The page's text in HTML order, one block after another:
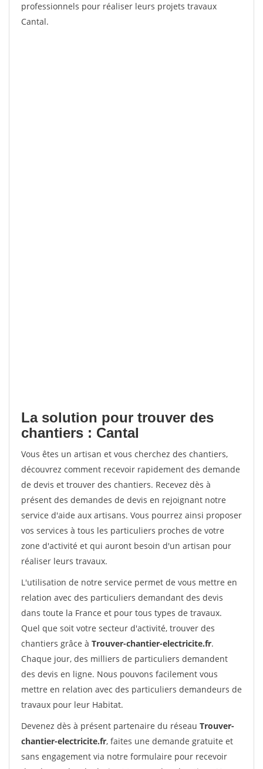
professionnels pour réaliser leurs projets travaux
Cantal.
La solution pour trouver des
chantiers : Cantal
Vous êtes un artisan et vous cherchez des chantiers,
découvrez comment recevoir rapidement des demande
de devis et trouver des chantiers. Recevez dès à
présent des demandes de devis en rejoignant notre
service d'aide aux artisans. Vous pourrez ainsi proposer
vos services à tous les particuliers proches de votre
zone d'activité et qui auront besoin d'un artisan pour
réaliser leurs travaux.
L'utilisation de notre service permet de vous mettre en
relation avec des particuliers demandant des devis
dans toute la France et pour tous types de travaux.
Quel que soit votre secteur d'activité, trouver des
chantiers grâce à Trouver-chantier-electricite.fr.
Chaque jour, des milliers de particuliers demandent
des devis en ligne. Nous pouvons facilement vous
mettre en relation avec des particuliers demandeurs de
travaux pour leur Habitat.
Devenez dès à présent partenaire du réseau Trouver-
chantier-electricite.fr, faites une demande gratuite et
sans engagement via notre formulaire pour recevoir